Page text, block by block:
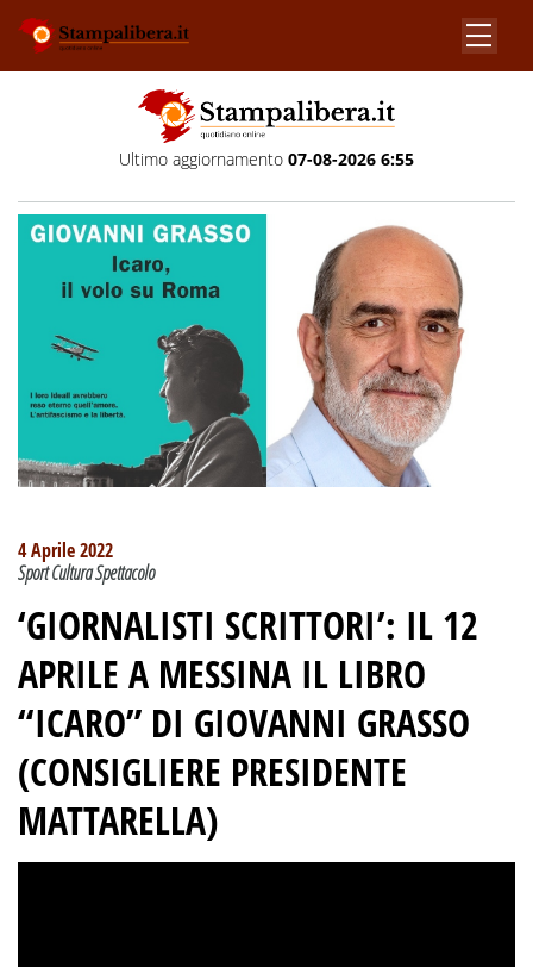
Ultimo aggiornamento 07-08-2026 6:55
4 Aprile 2022
Sport Cultura Spettacolo
‘GIORNALISTI SCRITTORI’: IL 12
APRILE A MESSINA IL LIBRO
“ICARO” DI GIOVANNI GRASSO
(CONSIGLIERE PRESIDENTE
MATTARELLA)